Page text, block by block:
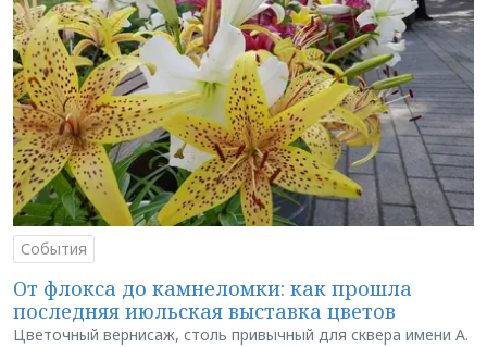
События
От флокса до камнеломки: как прошла
последняя июльская выставка цветов
Цветочный вернисаж, столь привычный для сквера имени А.